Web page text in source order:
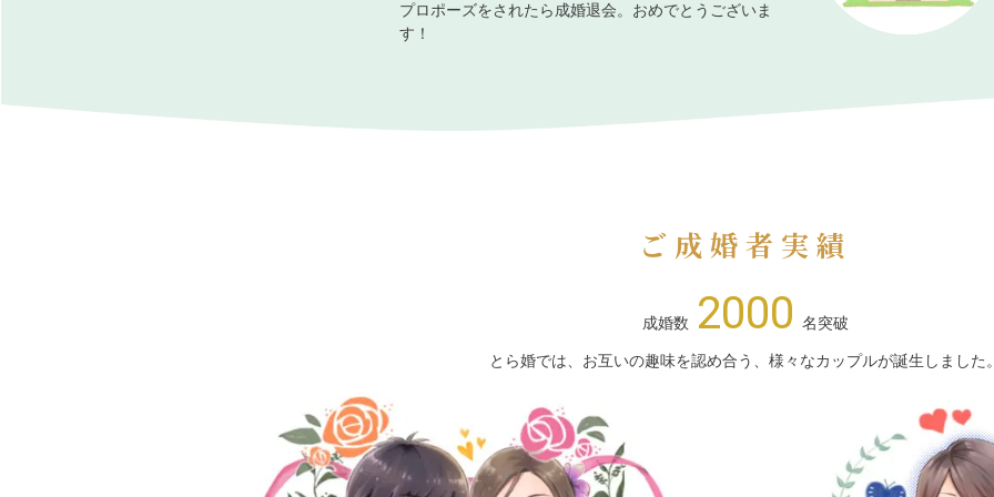
プロポーズをされたら成婚退会。おめでとうございま
す！
ご成婚者実績
成婚数 2000 名突破
とら婚では、お互いの趣味を認め合う、様々なカップルが誕生しました